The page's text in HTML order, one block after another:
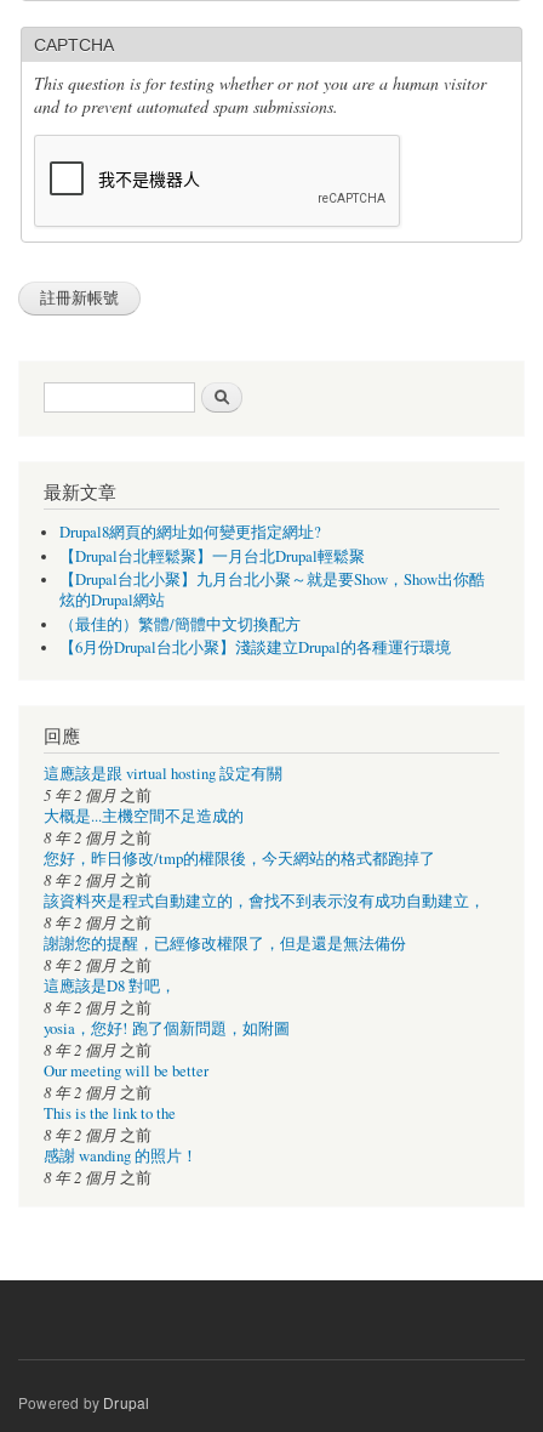
CAPTCHA
This question is for testing whether or not you are a human visitor
and to prevent automated spam submissions.
搜尋表單
最新文章
Drupal8網頁的網址如何變更指定網址?
【Drupal台北輕鬆聚】一月台北Drupal輕鬆聚
【Drupal台北小聚】九月台北小聚～就是要Show，Show出你酷
炫的Drupal網站
（最佳的）繁體/簡體中文切換配方
【6月份Drupal台北小聚】淺談建立Drupal的各種運行環境
回應
這應該是跟 virtual hosting 設定有關
5 年 2 個月 之前
大概是...主機空間不足造成的
8 年 2 個月 之前
您好，昨日修改/tmp的權限後，今天網站的格式都跑掉了
8 年 2 個月 之前
該資料夾是程式自動建立的，會找不到表示沒有成功自動建立，
8 年 2 個月 之前
謝謝您的提醒，已經修改權限了，但是還是無法備份
8 年 2 個月 之前
這應該是D8 對吧，
8 年 2 個月 之前
yosia，您好! 跑了個新問題，如附圖
8 年 2 個月 之前
Our meeting will be better
8 年 2 個月 之前
This is the link to the
8 年 2 個月 之前
感謝 wanding 的照片！
8 年 2 個月 之前
Powered by Drupal